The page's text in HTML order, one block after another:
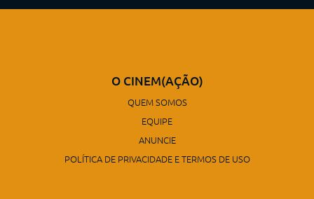
O CINEM(AÇÃO)
QUEM SOMOS
EQUIPE
ANUNCIE
POLÍTICA DE PRIVACIDADE E TERMOS DE USO